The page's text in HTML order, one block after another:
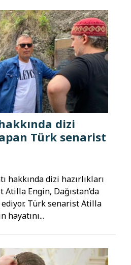
dizi
Türk senarist
hakkında dizi hazırlıkları
Engin, Dağıstan’da
Türk senarist Atilla
hayatını...